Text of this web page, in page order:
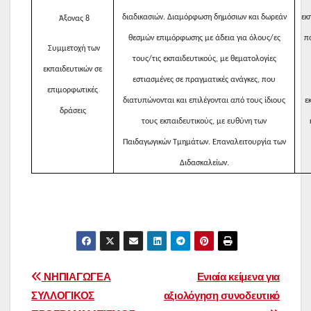
Άξονας 8
Συμμετοχή των
εκπαιδευτικών σε
επιμορφωτικές
δράσεις
διαδικασιών. Διαμόρφωση δημόσιων και δωρεάν
θεσμών επιμόρφωσης με άδεια για όλους/ες
τους/τις εκπαιδευτικούς, με θεματολογίες
εστιασμένες σε πραγματικές ανάγκες, που
διατυπώνονται και επιλέγονται από τους ίδιους
τους εκπαιδευτικούς, με ευθύνη των
Παιδαγωγικών Τμημάτων. Επαναλειτουργία των
Διδασκαλείων.
Πλοήγηση
Ενιαία κείμενα για
αξιολόγηση συνοδευτικό
ΝΗΠΙΑΓΩΓΕΑ
ΣΥΛΛΟΓΙΚΟΣ